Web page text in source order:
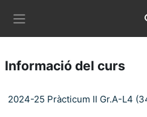
Informació del curs
2024-25 Pràcticum II Gr.A-L4